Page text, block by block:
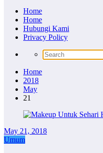
Home
Home
Hubungi Kami
Privacy Policy
Home
2018
May
21
May 21, 2018
Umum